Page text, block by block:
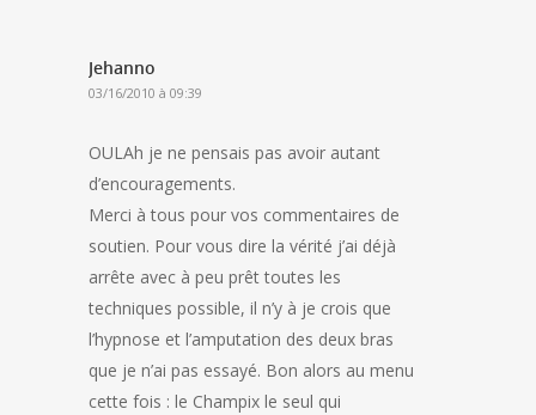
Jehanno
03/16/2010 à 09:39
OULAh je ne pensais pas avoir autant
d’encouragements.
Merci à tous pour vos commentaires de
soutien. Pour vous dire la vérité j’ai déjà
arrête avec à peu prêt toutes les
techniques possible, il n’y à je crois que
l’hypnose et l’amputation des deux bras
que je n’ai pas essayé. Bon alors au menu
cette fois : le Champix le seul qui